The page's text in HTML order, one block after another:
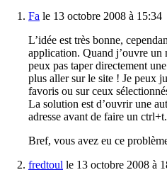
Fa le 13 octobre 2008 à 15:34
L’idée est très bonne,
application. Quand j’ouvre
peux pas taper directement
plus aller sur le site ! Je peux
favoris ou sur ceux
La solution est d’ouvrir une
adresse avant de faire un ctrl+t.
Bref, vous avez eu ce
fredtoul le 13 octobre 2008 à